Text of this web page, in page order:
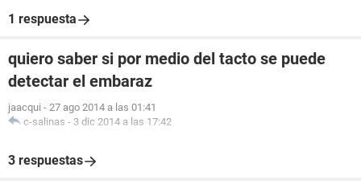
1 respuesta
quiero saber si por medio del tacto se puede
detectar el embaraz
jaacqui - 27 ago 2014 a las 01:41
c-salinas - 3 dic 2014 a las 17:42
3 respuestas